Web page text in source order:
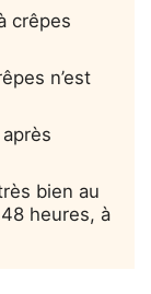
crêpes
n’est
bien au
heures, à